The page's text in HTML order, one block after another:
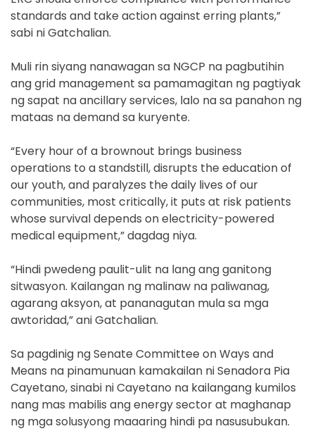
standards and take action against erring plants,”
sabi ni Gatchalian.
Muli rin siyang nanawagan sa NGCP na pagbutihin
ang grid management sa pamamagitan ng pagtiyak
ng sapat na ancillary services, lalo na sa panahon ng
mataas na demand sa kuryente.
“Every hour of a brownout brings business
operations to a standstill, disrupts the education of
our youth, and paralyzes the daily lives of our
communities, most critically, it puts at risk patients
whose survival depends on electricity-powered
medical equipment,” dagdag niya.
“Hindi pwedeng paulit-ulit na lang ang ganitong
sitwasyon. Kailangan ng malinaw na paliwanag,
agarang aksyon, at pananagutan mula sa mga
awtoridad,” ani Gatchalian.
Sa pagdinig ng Senate Committee on Ways and
Means na pinamunuan kamakailan ni Senadora Pia
Cayetano, sinabi ni Cayetano na kailangang kumilos
nang mas mabilis ang energy sector at maghanap
ng mga solusyong maaaring hindi pa nasusubukan.